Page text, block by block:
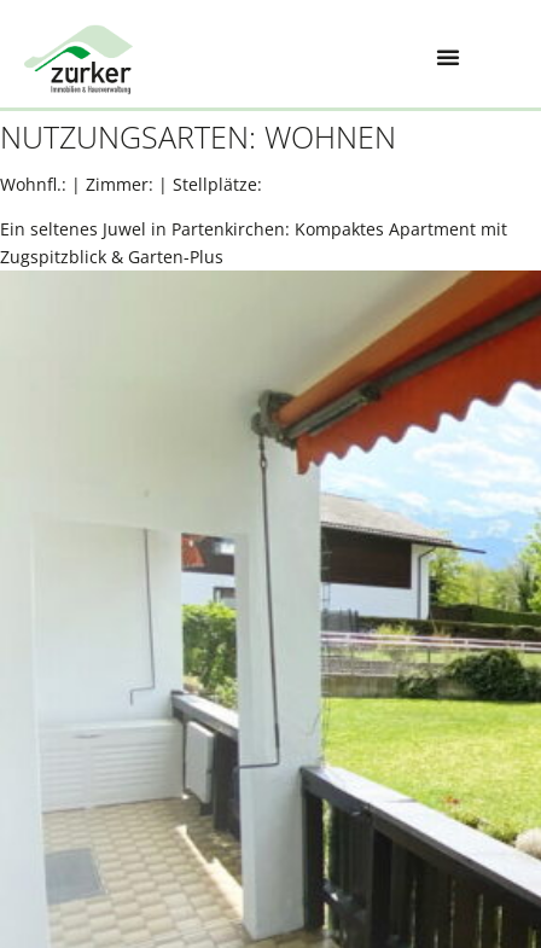
NUTZUNGSARTEN: WOHNEN
Wohnfl.: | Zimmer: | Stellplätze:
Ein seltenes Juwel in Partenkirchen: Kompaktes Apartment mit
Zugspitzblick & Garten-Plus